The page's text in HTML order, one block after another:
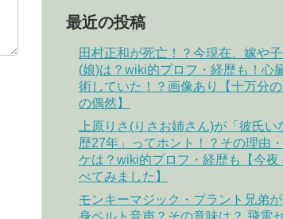
最近の投稿
田村正和が死亡！？今現在、嫁や
(娘)は？wiki的プロフ・経歴も！心
術していた！？画像あり【十万分
の偶然】
上原りさ(りさお姉さん)が「彼氏い
歴27年」ってホント！？その理由
ケは？wiki的プロフ・経歴も【今夜
べてみました】
モンキーマジック・プラント兄弟